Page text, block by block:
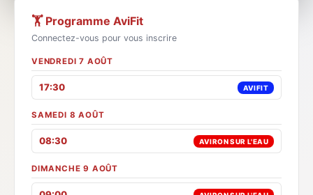
🏋️ Programme AviFit
Connectez-vous pour vous inscrire
VENDREDI 7 AOÛT
17:30 AVIFIT
SAMEDI 8 AOÛT
08:30 AVIRON SUR L'EAU
DIMANCHE 9 AOÛT